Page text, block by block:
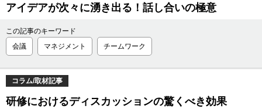
アイデアが次々に湧き出る！話し合いの極意
この記事のキーワード
会議
マネジメント チームワーク
コラム/取材記事
研修におけるディスカッションの驚くべき効果